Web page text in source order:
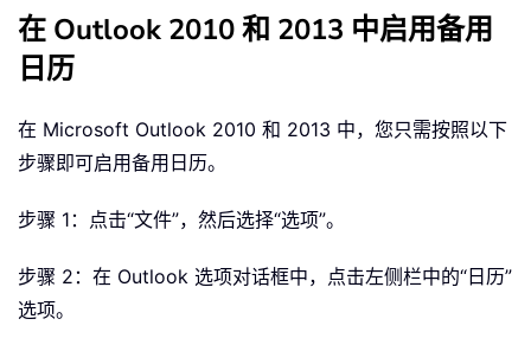
在 Outlook 2010 和 2013 中启用备用
日历
在 Microsoft Outlook 2010 和 2013 中，您只需按照以下
步骤即可启用备用日历。
步骤 1：点击“文件”，然后选择“选项”。
步骤 2：在 Outlook 选项对话框中，点击左侧栏中的“日历”
选项。